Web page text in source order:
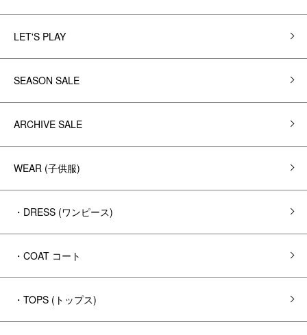
LET'S PLAY
SEASON SALE
ARCHIVE SALE
WEAR (子供服)
・DRESS (ワンピース)
・COAT コート
・TOPS (トップス)